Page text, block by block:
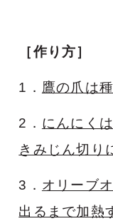
［作り方］
1． 鷹の爪は
2． にんにく
きみじん切り
3． オリーブ
出るまで加熱